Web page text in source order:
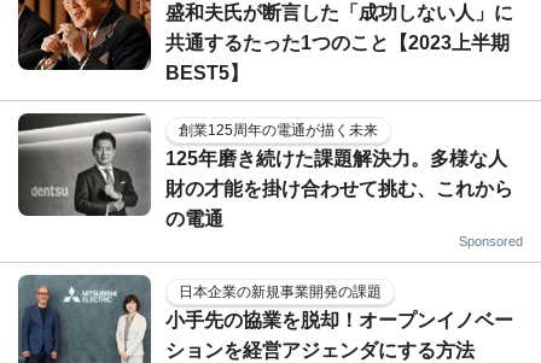
盛和夫氏が断言した「成功しない人」に
共通するたった1つのこと【2023上半期
BEST5】
創業125周年の電通が描く未来
125年磨き続けた課題解決力。多様な人
財の才能を掛け合わせて挑む、これから
の電通
Sponsored
日本企業の新規事業開発の課題
小手先の協業を脱却！オープンイノベー
ションを経営アジェンダにする方法